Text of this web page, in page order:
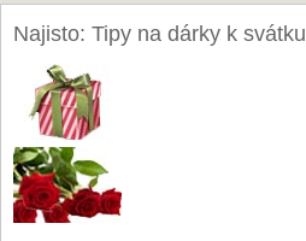
Najisto: Tipy na dárky k svátku